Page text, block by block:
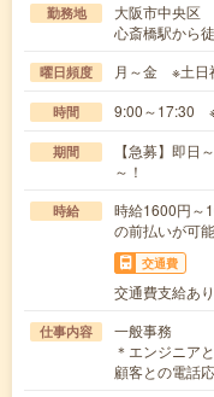
勤務地
大阪市中央区
心斎橋駅から
曜日頻度 月～金 ※土日
時間 9:00～17:30 ※
期間
【急募】即
～！
時給
時給1600円
の前払いが可
交通費
交通費支給あり
仕事内容
一般事務
＊エンジニア
顧客との電話